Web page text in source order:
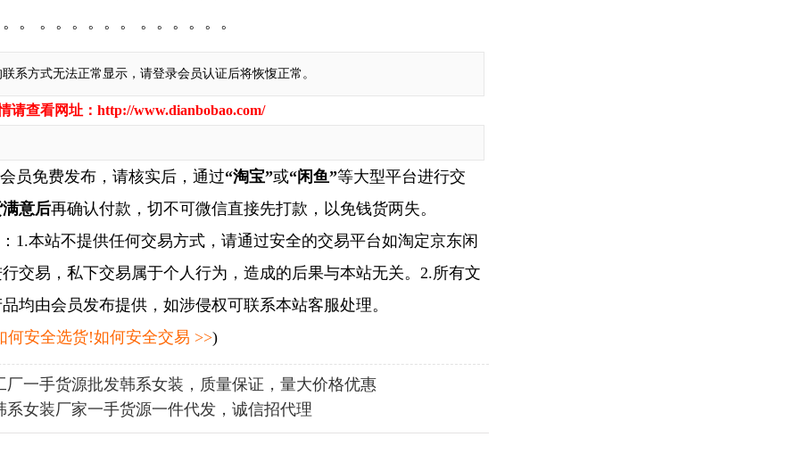
。 。。。。。。 。。。。。。
系方式无法正常显示，请登录会员认证后将恢愎正常。
请查看网址： http://www.dianbobao.com/
员免费发布，请核实后，通过“淘宝”或“闲鱼”等大型平台进行交
意后再确认付款，切不可微信直接先打款，以免钱货两失。
1.本站不提供任何交易方式，请通过安全的交易平台如淘定京东闲
交易，私下交易属于个人行为，造成的后果与本站无关。2.所有文
均由会员发布提供，如涉侵权可联系本站客服处理。
何安全选货!如何安全交易 >>)
厂一手货源批发韩系女装，质量保证，量大价格优惠
系女装厂家一手货源一件代发，诚信招代理